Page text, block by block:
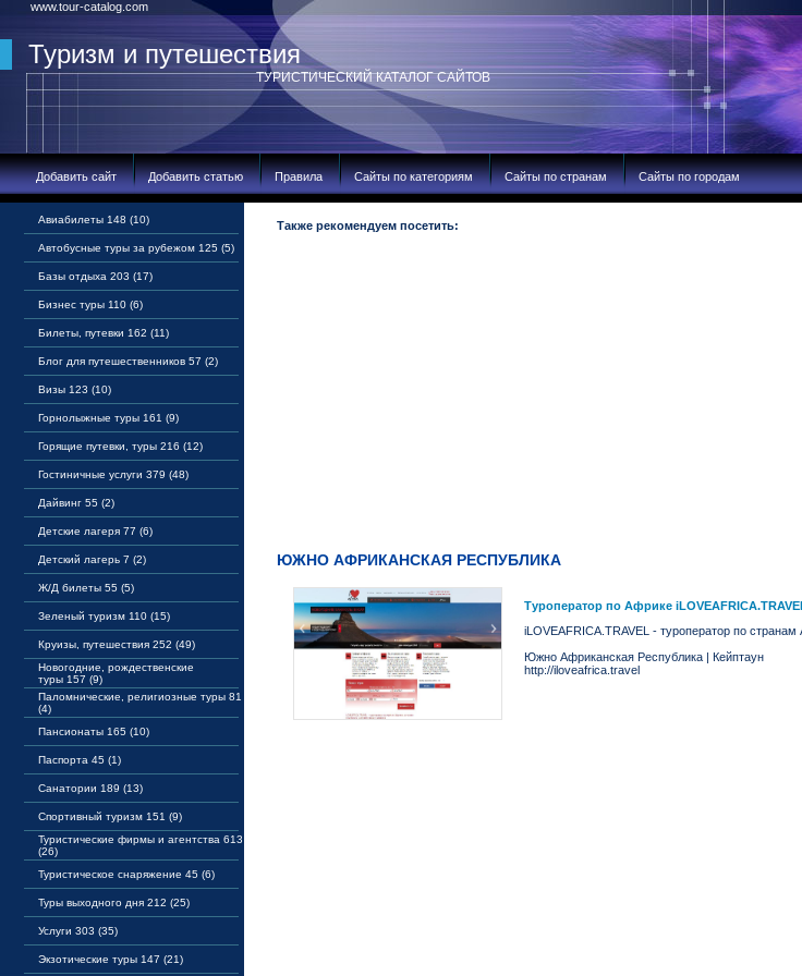
www.tour-catalog.com
Туризм и путешествия
ТУРИСТИЧЕСКИЙ КАТАЛОГ САЙТОВ
Добавить сайт Добавить статью Правила Сайты по категориям Сайты по странам Сайты по городам
Авиабилеты 148 (10)
Автобусные туры за рубежом 125 (5)
Базы отдыха 203 (17)
Бизнес туры 110 (6)
Билеты, путевки 162 (11)
Блог для путешественников 57 (2)
Визы 123 (10)
Горнолыжные туры 161 (9)
Горящие путевки, туры 216 (12)
Гостиничные услуги 379 (48)
Дайвинг 55 (2)
Детские лагеря 77 (6)
Детский лагерь 7 (2)
Ж/Д билеты 55 (5)
Зеленый туризм 110 (15)
Круизы, путешествия 252 (49)
Новогодние, рождественские
туры 157 (9)
Паломнические, религиозные туры 81
(4)
Пансионаты 165 (10)
Паспорта 45 (1)
Санатории 189 (13)
Спортивный туризм 151 (9)
Туристические фирмы и агентства 613
(26)
Туристическое снаряжение 45 (6)
Туры выходного дня 212 (25)
Услуги 303 (35)
Экзотические туры 147 (21)
Также рекомендуем посетить:
ЮЖНО АФРИКАНСКАЯ РЕСПУБЛИКА
Туроператор по Африке
iLOVEAFRICA.TRAVEL - туроператор по
Южно Африканская Республика | Кейптаун
http://iloveafrica.travel